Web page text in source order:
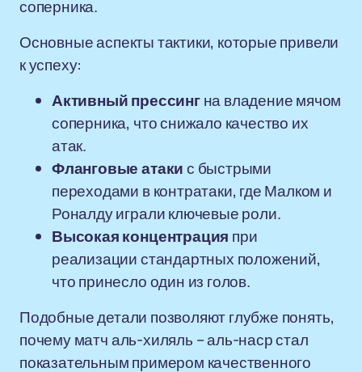
соперника.
Основные аспекты тактики, которые привели
к успеху:
Активный прессингна владение мячом
соперника, что снижало качество их
атак.
Фланговые атакис быстрыми
переходами в контратаки, где Малком и
Роналду играли ключевые роли.
Высокая концентрация при
реализации стандартных положений,
что принесло один из голов.
Подобные детали позволяют глубже понять,
почему матч аль-хиляль – аль-наср стал
показательным примером качественного